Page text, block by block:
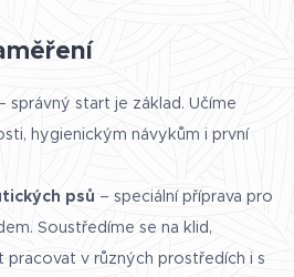
správný start je základ. Učíme
hygienickým návykům i první
psů – speciální příprava pro
Soustředíme se na klid,
v různých prostředích i s